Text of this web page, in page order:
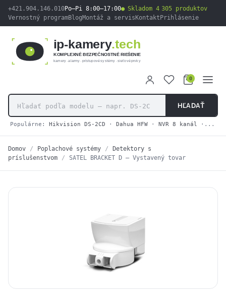
obsah
+421.904.146.010Po–Pi 8:00–17:00
Skladom 4 305 produktov
Vernostný programBlogMontáž a servisKontaktPrihlásenie
ip-kamery.tech
KOMPLEXNÉ BEZPEČNOSTNÉ RIEŠENIE
kamery · alarmy · prístupové systémy · sieťové prvky
HĽADAŤ
Populárne: Hikvision DS-2CD · Dahua HFW · NVR 8 kanál · 2N IP
0
Domov / Poplachové systémy / Detektory s
príslušenstvom / SATEL BRACKET D – Vystavený tovar